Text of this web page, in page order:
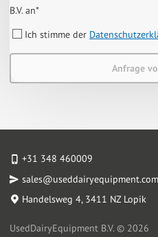
B.V. an*
Ich stimme der
Anfrage
+31 348 460009
sales@useddairyequipment.com
Handelsweg 4, 3411 NZ Lopik
UsedDairyEquipment B.V. © 2026